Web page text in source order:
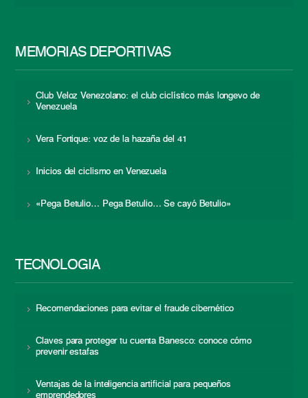
MEMORIAS DEPORTIVAS
Club Veloz Venezolano: el club ciclístico más longevo de
Venezuela
Vera Fortique: voz de la hazaña del 41
Inicios del ciclismo en Venezuela
«Pega Betulio… Pega Betulio… Se cayó Betulio»
TECNOLOGÍA
Recomendaciones para evitar el fraude cibernético
Claves para proteger tu cuenta Banesco: conoce cómo
prevenir estafas
Ventajas de la inteligencia artificial para pequeños
emprendedores